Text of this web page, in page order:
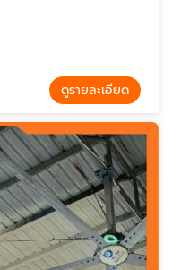
ดูรายละเอียด